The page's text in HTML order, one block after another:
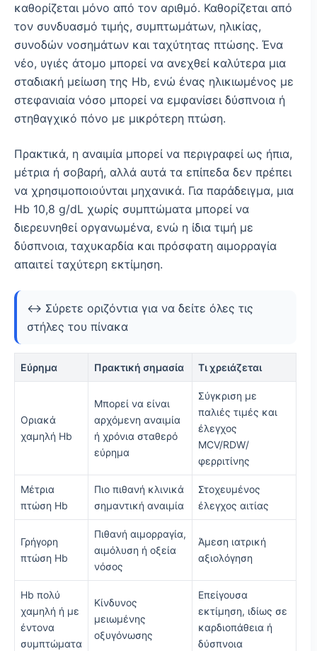
καθορίζεται μόνο από τον αριθμό. Καθορίζεται από
τον συνδυασμό τιμής, συμπτωμάτων, ηλικίας,
συνοδών νοσημάτων και ταχύτητας πτώσης. Ένα
νέο, υγιές άτομο μπορεί να ανεχθεί καλύτερα μια
σταδιακή μείωση της Hb, ενώ ένας ηλικιωμένος με
στεφανιαία νόσο μπορεί να εμφανίσει δύσπνοια ή
στηθαγχικό πόνο με μικρότερη πτώση.
Πρακτικά, η αναιμία μπορεί να περιγραφεί ως ήπια,
μέτρια ή σοβαρή, αλλά αυτά τα επίπεδα δεν πρέπει
να χρησιμοποιούνται μηχανικά. Για παράδειγμα, μια
Hb 10,8 g/dL χωρίς συμπτώματα μπορεί να
διερευνηθεί οργανωμένα, ενώ η ίδια τιμή με
δύσπνοια, ταχυκαρδία και πρόσφατη αιμορραγία
απαιτεί ταχύτερη εκτίμηση.
↔️ Σύρετε οριζόντια για να δείτε όλες τις
στήλες του πίνακα
Εύρημα Πρακτική σημασία Τι χρειάζεται
Οριακά
χαμηλή Hb
Μπορεί να είναι
αρχόμενη αναιμία
ή χρόνια σταθερό
εύρημα
Σύγκριση με
παλιές τιμές και
έλεγχος
MCV/RDW/
φερριτίνης
Μέτρια
πτώση Hb
Πιο πιθανή κλινικά
σημαντική αναιμία
Στοχευμένος
έλεγχος αιτίας
Γρήγορη
πτώση Hb
Πιθανή αιμορραγία,
αιμόλυση ή οξεία
νόσος
Άμεση ιατρική
αξιολόγηση
Hb πολύ
χαμηλή ή με
έντονα
συμπτώματα
Κίνδυνος
μειωμένης
οξυγόνωσης
Επείγουσα
εκτίμηση, ιδίως σε
καρδιοπάθεια ή
δύσπνοια